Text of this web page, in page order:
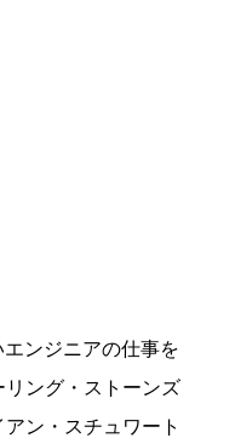
ンジニアの仕事を
ング・ストーンズ
ン・スチュワート